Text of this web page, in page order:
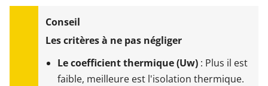
Les critères à ne pas négliger
Lecoefficient thermique (Uw) : Plus il est
faible, meilleure est l'isolation thermique.